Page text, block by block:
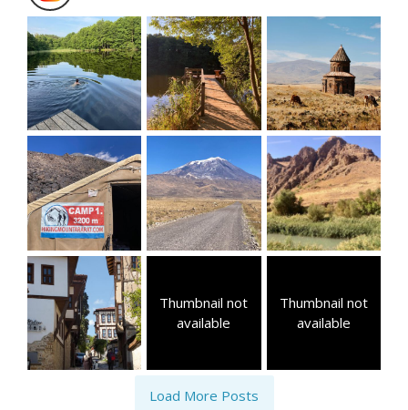
Thumbnail not
available
Thumbnail not
available
Load More Posts